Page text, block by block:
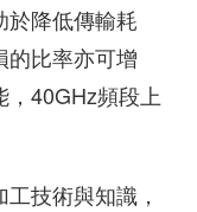
於降低傳輸耗
的比率亦可增
40GHz頻段上
技術與知識，